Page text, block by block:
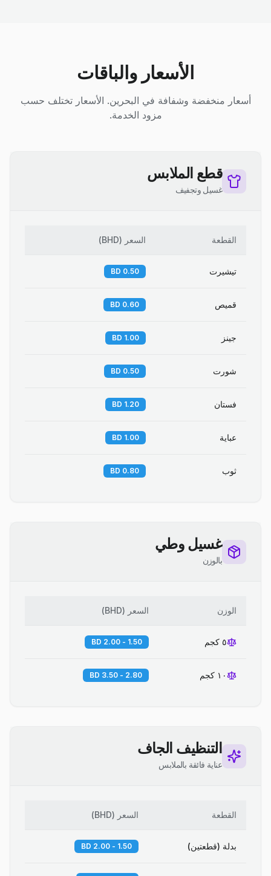
الأسعار والباقات
أسعار منخفضة وشفافة في البحرين. الأسعار تختلف حسب
مزود الخدمة.
قطع الملابس
غسيل وتجفيف
القطعة السعر (
BHD
)
تيشيرت 0.50 BD
قميص 0.60 BD
جينز 1.00 BD
شورت 0.50 BD
فستان 1.20 BD
عباية 1.00 BD
ثوب 0.80 BD
غسيل وطي
بالوزن
الوزن السعر (
BHD
)
٥ كجم 1.50 - 2.00 BD
١٠ كجم 2.80 - 3.50 BD
التنظيف الجاف
عناية فائقة بالملابس
القطعة السعر (
BHD
)
بدلة (قطعتين) 1.50 - 2.00 BD